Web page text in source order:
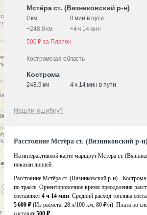
Мстёра ст. (Вязниковский р-н)
0 км
0 мин в пути
+248.9 км +4 ч 14 мин
500 ₽ за Платон
Костромская область
Кострома
248.9 км 4 ч 14 мин в пути
Нашли ошибку?
Расстояние Мстёра ст. (Вязниковский р-
На интерактивной карте маршрут Мстёра ст.
показан линией.
Расстояние Мстёра ст. (Вязниковский р-н) - Кострома
по трассе. Ориентировочное время преодоления
составляет 4 ч 14 мин. Средний расход топлива
5 600 ₽ (Из расчёта: 28 л/100 км, 80 ₽/л). Плата по
составит 500 ₽